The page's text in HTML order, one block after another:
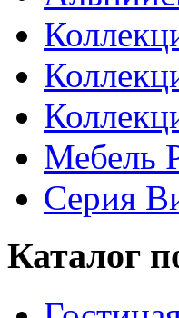
Мебель
Серия
Каталог